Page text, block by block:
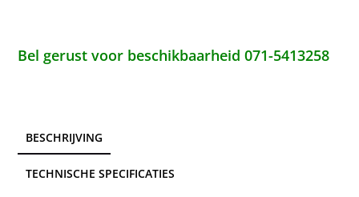
Bel gerust voor beschikbaarheid 071-5413258
BESCHRIJVING
TECHNISCHE SPECIFICATIES